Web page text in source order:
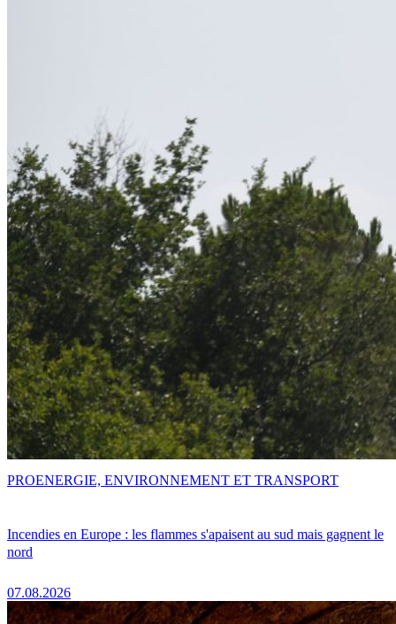
Incendies en Europe : les flammes s'apaisent au sud mais gagnent le
nord
07.08.2026
PROENERGIE, ENVIRONNEMENT ET TRANSPORT